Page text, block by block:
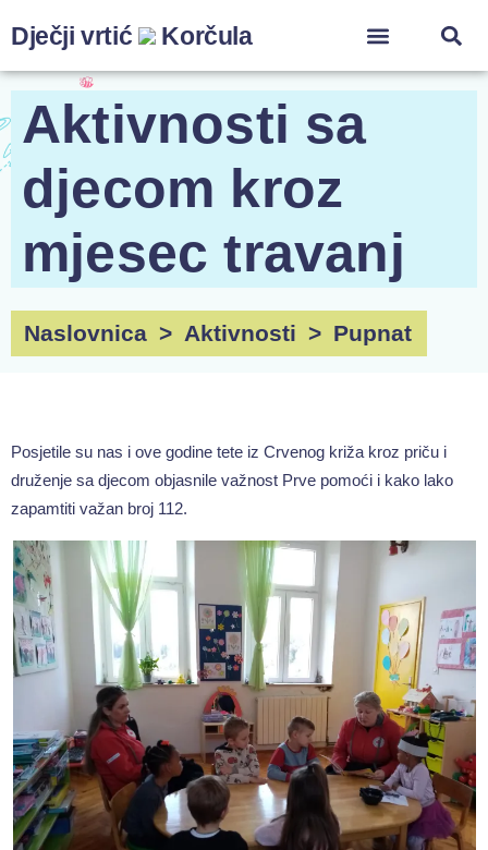
Dječji vrtić Korčula
Aktivnosti sa
djecom kroz
mjesec travanj
Naslovnica > Aktivnosti > Pupnat
Posjetile su nas i ove godine tete iz Crvenog križa kroz priču i
druženje sa djecom objasnile važnost Prve pomoći i kako lako
zapamtiti važan broj 112.